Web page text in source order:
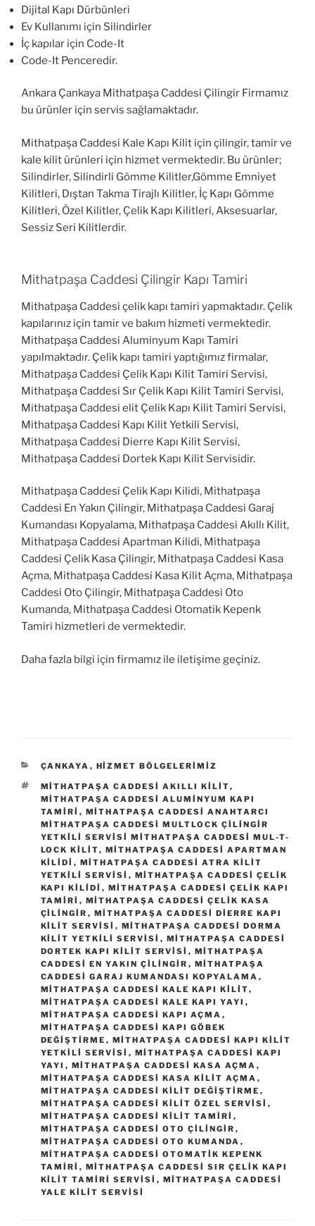
Dijital Kapı Dürbünleri
Ev Kullanımı için Silindirler
İç kapılar için Code-It
Code-It Penceredir.
Ankara Çankaya Mithatpaşa Caddesi Çilingir Firmamız
bu ürünler için servis sağlamaktadır.
Mithatpaşa Caddesi Kale Kapı Kilit için çilingir, tamir ve
kale kilit ürünleri için hizmet vermektedir. Bu ürünler;
Silindirler, Silindirli Gömme Kilitler,Gömme Emniyet
Kilitleri, Dıştan Takma Tirajlı Kilitler, İç Kapı Gömme
Kilitleri, Özel Kilitler, Çelik Kapı Kilitleri, Aksesuarlar,
Sessiz Seri Kilitlerdir.
Mithatpaşa Caddesi Çilingir Kapı Tamiri
Mithatpaşa Caddesi çelik kapı tamiri yapmaktadır. Çelik
kapılarınız için tamir ve bakım hizmeti vermektedir.
Mithatpaşa Caddesi Aluminyum Kapı Tamiri
yapılmaktadır. Çelik kapı tamiri yaptığımız firmalar,
Mithatpaşa Caddesi Çelik Kapı Kilit Tamiri Servisi,
Mithatpaşa Caddesi Sır Çelik Kapı Kilit Tamiri Servisi,
Mithatpaşa Caddesi elit Çelik Kapı Kilit Tamiri Servisi,
Mithatpaşa Caddesi Kapı Kilit Yetkili Servisi,
Mithatpaşa Caddesi Dierre Kapı Kilit Servisi,
Mithatpaşa Caddesi Dortek Kapı Kilit Servisidir.
Mithatpaşa Caddesi Çelik Kapı Kilidi, Mithatpaşa
Caddesi En Yakın Çilingir, Mithatpaşa Caddesi Garaj
Kumandası Kopyalama, Mithatpaşa Caddesi Akıllı Kilit,
Mithatpaşa Caddesi Apartman Kilidi, Mithatpaşa
Caddesi Çelik Kasa Çilingir, Mithatpaşa Caddesi Kasa
Açma, Mithatpaşa Caddesi Kasa Kilit Açma, Mithatpaşa
Caddesi Oto Çilingir, Mithatpaşa Caddesi Oto
Kumanda, Mithatpaşa Caddesi Otomatik Kepenk
Tamiri hizmetleri de vermektedir.
Daha fazla bilgi için firmamız ile iletişime geçiniz.
KATEGORILER
ÇANKAYA , HIZMET BÖLGELERIMIZ
ETIKETLER
MITHATPAŞA CADDESI AKILLI KILIT,
MITHATPAŞA CADDESI ALUMINYUM KAPI
TAMIRI , MITHATPAŞA CADDESI ANAHTARCI
MITHATPAŞA CADDESI MULTLOCK ÇILINGIR
YETKILI SERVISI MITHATPAŞA CADDESI MUL-T-
LOCK KILIT, MITHATPAŞA CADDESI APARTMAN
KILIDI , MITHATPAŞA CADDESI ATRA KILIT
YETKILI SERVISI , MITHATPAŞA CADDESI ÇELIK
KAPI KILIDI , MITHATPAŞA CADDESI ÇELIK KAPI
TAMIRI , MITHATPAŞA CADDESI ÇELIK KASA
ÇILINGIR , MITHATPAŞA CADDESI DIERRE KAPI
KILIT SERVISI , MITHATPAŞA CADDESI DORMA
KILIT YETKILI SERVISI , MITHATPAŞA CADDESI
DORTEK KAPI KILIT SERVISI , MITHATPAŞA
CADDESI EN YAKIN ÇILINGIR , MITHATPAŞA
CADDESI GARAJ KUMANDASI KOPYALAMA ,
MITHATPAŞA CADDESI KALE KAPI KILIT,
MITHATPAŞA CADDESI KALE KAPI YAYI ,
MITHATPAŞA CADDESI KAPI AÇMA ,
MITHATPAŞA CADDESI KAPI GÖBEK
DEĞIŞTIRME , MITHATPAŞA CADDESI KAPI KILIT
YETKILI SERVISI , MITHATPAŞA CADDESI KAPI
YAYI , MITHATPAŞA CADDESI KASA AÇMA ,
MITHATPAŞA CADDESI KASA KILIT AÇMA ,
MITHATPAŞA CADDESI KILIT DEĞIŞTIRME ,
MITHATPAŞA CADDESI KILIT ÖZEL SERVISI ,
MITHATPAŞA CADDESI KILIT TAMIRI ,
MITHATPAŞA CADDESI OTO ÇILINGIR ,
MITHATPAŞA CADDESI OTO KUMANDA ,
MITHATPAŞA CADDESI OTOMATIK KEPENK
TAMIRI , MITHATPAŞA CADDESI SIR ÇELIK KAPI
KILIT TAMIRI SERVISI , MITHATPAŞA CADDESI
YALE KILIT SERVISI